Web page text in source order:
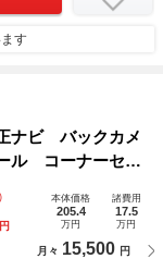
す
ビ バックカメ
ル コーナーセン
正１８インチア
トライト
本体価格
205.4
万円
諸費用
17.5
万円
月々 15,500 円